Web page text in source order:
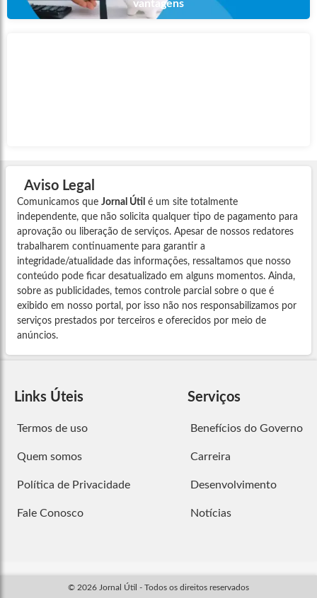
vantagens
Aviso Legal
Comunicamos que Jornal Útil é um site totalmente
independente, que não solicita qualquer tipo de pagamento para
aprovação ou liberação de serviços. Apesar de nossos redatores
trabalharem continuamente para garantir a
integridade/atualidade das informações, ressaltamos que nosso
conteúdo pode ficar desatualizado em alguns momentos. Ainda,
sobre as publicidades, temos controle parcial sobre o que é
exibido em nosso portal, por isso não nos responsabilizamos por
serviços prestados por terceiros e oferecidos por meio de
anúncios.
Links Úteis
Termos de uso
Quem somos
Política de Privacidade
Fale Conosco
Serviços
Benefícios do Governo
Carreira
Desenvolvimento
Notícias
© 2026 Jornal Útil - Todos os direitos reservados